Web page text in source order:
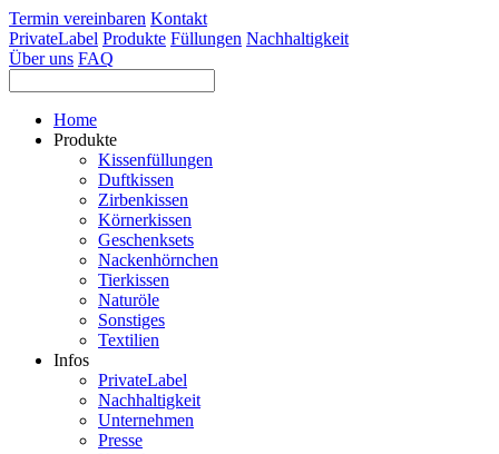
Termin vereinbaren Kontakt
PrivateLabel Produkte Füllungen Nachhaltigkeit
Über uns FAQ
Home
Produkte
Kissenfüllungen
Duftkissen
Zirbenkissen
Körnerkissen
Geschenksets
Nackenhörnchen
Tierkissen
Naturöle
Sonstiges
Textilien
Infos
PrivateLabel
Nachhaltigkeit
Unternehmen
Presse